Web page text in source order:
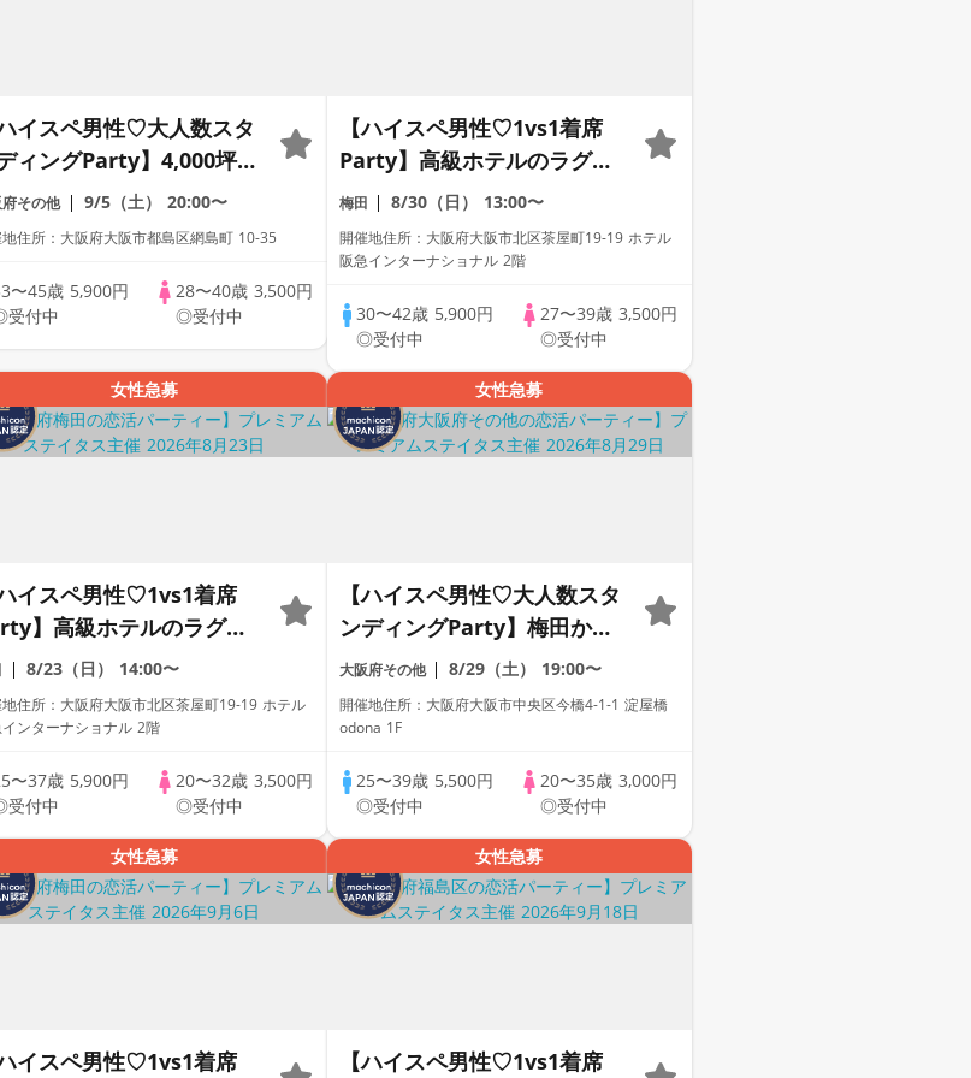
ハイスペ男性♡大人数スタ
ィングParty】4,000坪の
包まれた都心の迎賓館
男性ドレスコード有り♡
放題♡【累計110万人突
☆プレミアムステイタス
その他 9/5（土） 20:00〜
住所：大阪府大阪市都島区網島町 10-35
〜45歳 5,900円
付中
28〜40歳 3,500円
◎受付中
【ハイスペ男性♡1vs1着席
Party】高級ホテルのラグジ
ュアリーBar♡【男性ドレス
コード有り♡資格証100%確
認】ドリンク飲み放題【毎週
万人突破☆プレミアムステイ
タス♡
梅田 8/30（日） 13:00〜
開催地住所：大阪府大阪市北区茶屋町19-19 ホテル
阪急インターナショナル 2階
30〜42歳 5,900円
◎受付中
27〜39歳3,500円
◎受付中
女性急募
ハイスペ男性♡1vs1着席
】高級ホテルのラグジ
リーBar♡【男性ドレス
ド有り♡資格証100%確
ドリンク飲み放題【毎週
突破☆プレミアムステイ
ス♡
8/23（日） 14:00〜
住所：大阪府大阪市北区茶屋町19-19 ホテル
ンターナショナル 2階
〜37歳 5,900円
付中
20〜32歳 3,500円
◎受付中
女性急募
【ハイスペ男性♡大人数スタ
ンディングParty】梅田から1
駅♡駅直結Dining【男性ドレ
スコード有り♡資格証100%
確認】ドリンク飲み放題【毎
突破☆プレミアムステイタス
♡
大阪府その他 8/29（土） 19:00〜
開催地住所：大阪府大阪市中央区今橋4-1-1 淀屋橋
odona 1F
25〜39歳 5,500円
◎受付中
20〜35歳3,000円
◎受付中
女性急募
ハイスペ男性♡1vs1着席
女性急募
【ハイスペ男性♡1vs1着席